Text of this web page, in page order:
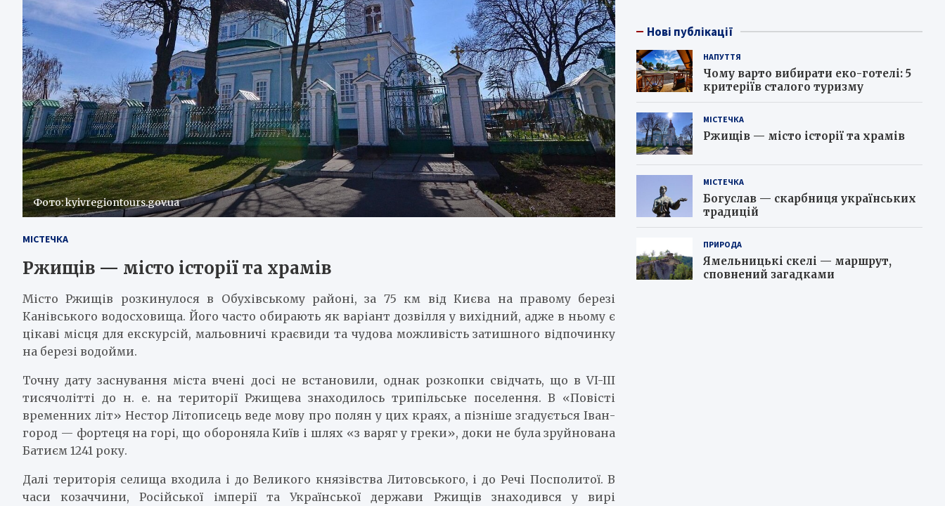
Фото: kyivregiontours.gov.ua
МІСТЕЧКА
Ржищів — місто історії та храмів
Місто Ржищів розкинулося в Обухівському районі, за 75 км від Києва на правому березі
Канівського водосховища. Його часто обирають як варіант дозвілля у вихідний, адже в ньому є
цікаві місця для екскурсій, мальовничі краєвиди та чудова можливість затишного відпочинку
на березі водойми.
Точну дату заснування міста вчені досі не встановили, однак розкопки свідчать, що в VI-III
тисячолітті до н. е. на території Ржищева знаходилось трипільське поселення. В «Повісті
временних літ» Нестор Літописець веде мову про полян у цих краях, а пізніше згадується Іван-
город — фортеця на горі, що обороняла Київ і шлях «з варяг у греки», доки не була зруйнована
Батиєм 1241 року.
Далі територія селища входила і до Великого князівства Литовського, і до Речі Посполитої. В
часи козаччини, Російської імперії та Української держави Ржищів знаходився у вирі
Нові публікації
НАПУТТЯ
Чому варто вибирати еко-готелі: 5
критеріїв сталого туризму
МІСТЕЧКА
Ржищів — місто історії та храмів
МІСТЕЧКА
Богуслав — скарбниця українських
традицій
ПРИРОДА
Ямельницькі скелі — маршрут,
сповнений загадками